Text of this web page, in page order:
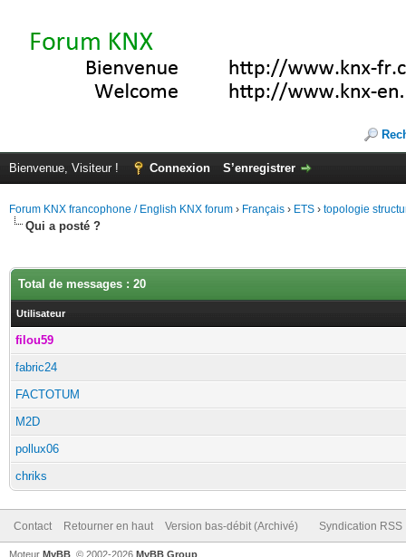
Bienvenue, Visiteur ! Connexion S’enregistrer
Forum KNX francophone / English KNX forum › Français › ETS › topologie
Qui a posté ?
Total de messages : 20
Utilisateur
filou59
fabric24
FACTOTUM
M2D
pollux06
chriks
Contact Retourner en haut Version bas-débit (Archivé) Syndication RSS
Moteur MyBB , © 2002-2026 MyBB Group